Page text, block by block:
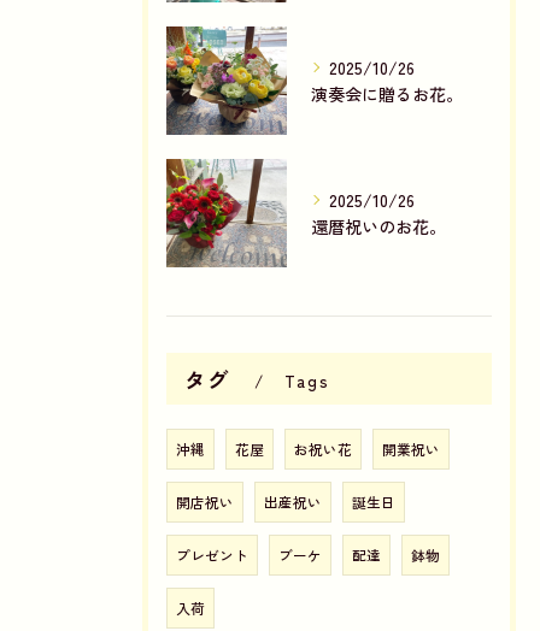
2025/10/26
演奏会に贈るお花。
2025/10/26
還暦祝いのお花。
タグ Tags
沖縄 花屋 お祝い花 開業祝い
開店祝い 出産祝い 誕生日
プレゼント ブーケ 配達 鉢物
入荷